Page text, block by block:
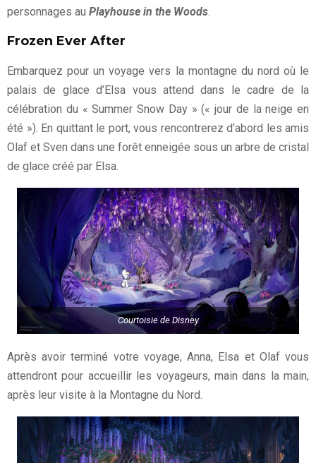
personnages au Playhouse in the Woods
Frozen Ever After
Embarquez pour un voyage vers la montagne du nord où le
palais de glace d’Elsa vous attend dans le cadre de la
célébration du « Summer Snow Day » (« jour de la neige en
été »). En quittant le port, vous rencontrerez d’abord les amis
Olaf et Sven dans une forêt enneigée sous un arbre de cristal
de glace créé par Elsa.
Courtoisie de Disney
Après avoir terminé votre voyage, Anna, Elsa et Olaf vous
attendront pour accueillir les voyageurs, main dans la main,
après leur visite à la Montagne du Nord.